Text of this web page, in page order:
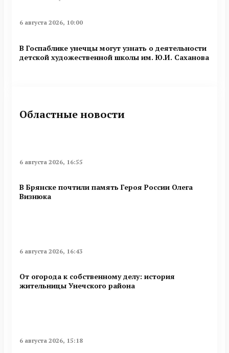
6 августа 2026, 10:00
В Госпаблике унечцы могут узнать о деятельности
детской художественной школы им. Ю.И. Саханова
Областные новости
6 августа 2026, 16:55
В Брянске почтили память Героя России Олега
Визнюка
6 августа 2026, 16:43
От огорода к собственному делу: история
жительницы Унечского района
6 августа 2026, 15:18